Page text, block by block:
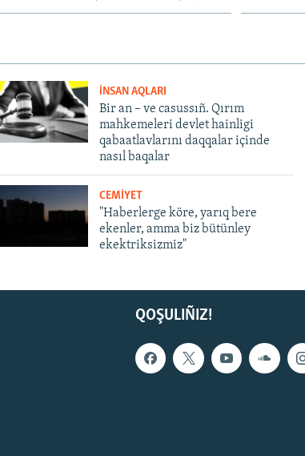
İNSAN AQLARI
Bir an – ve casussıñ. Qırım
mahkemeleri devlet hainligi
qabaatlavlarını daqqalar içinde
nasıl baqalar
CEMİYET
"Haberlerge köre, yarıq bere
ekenler, amma biz bütünley
ekektriksizmiz"
QOŞULIÑIZ!